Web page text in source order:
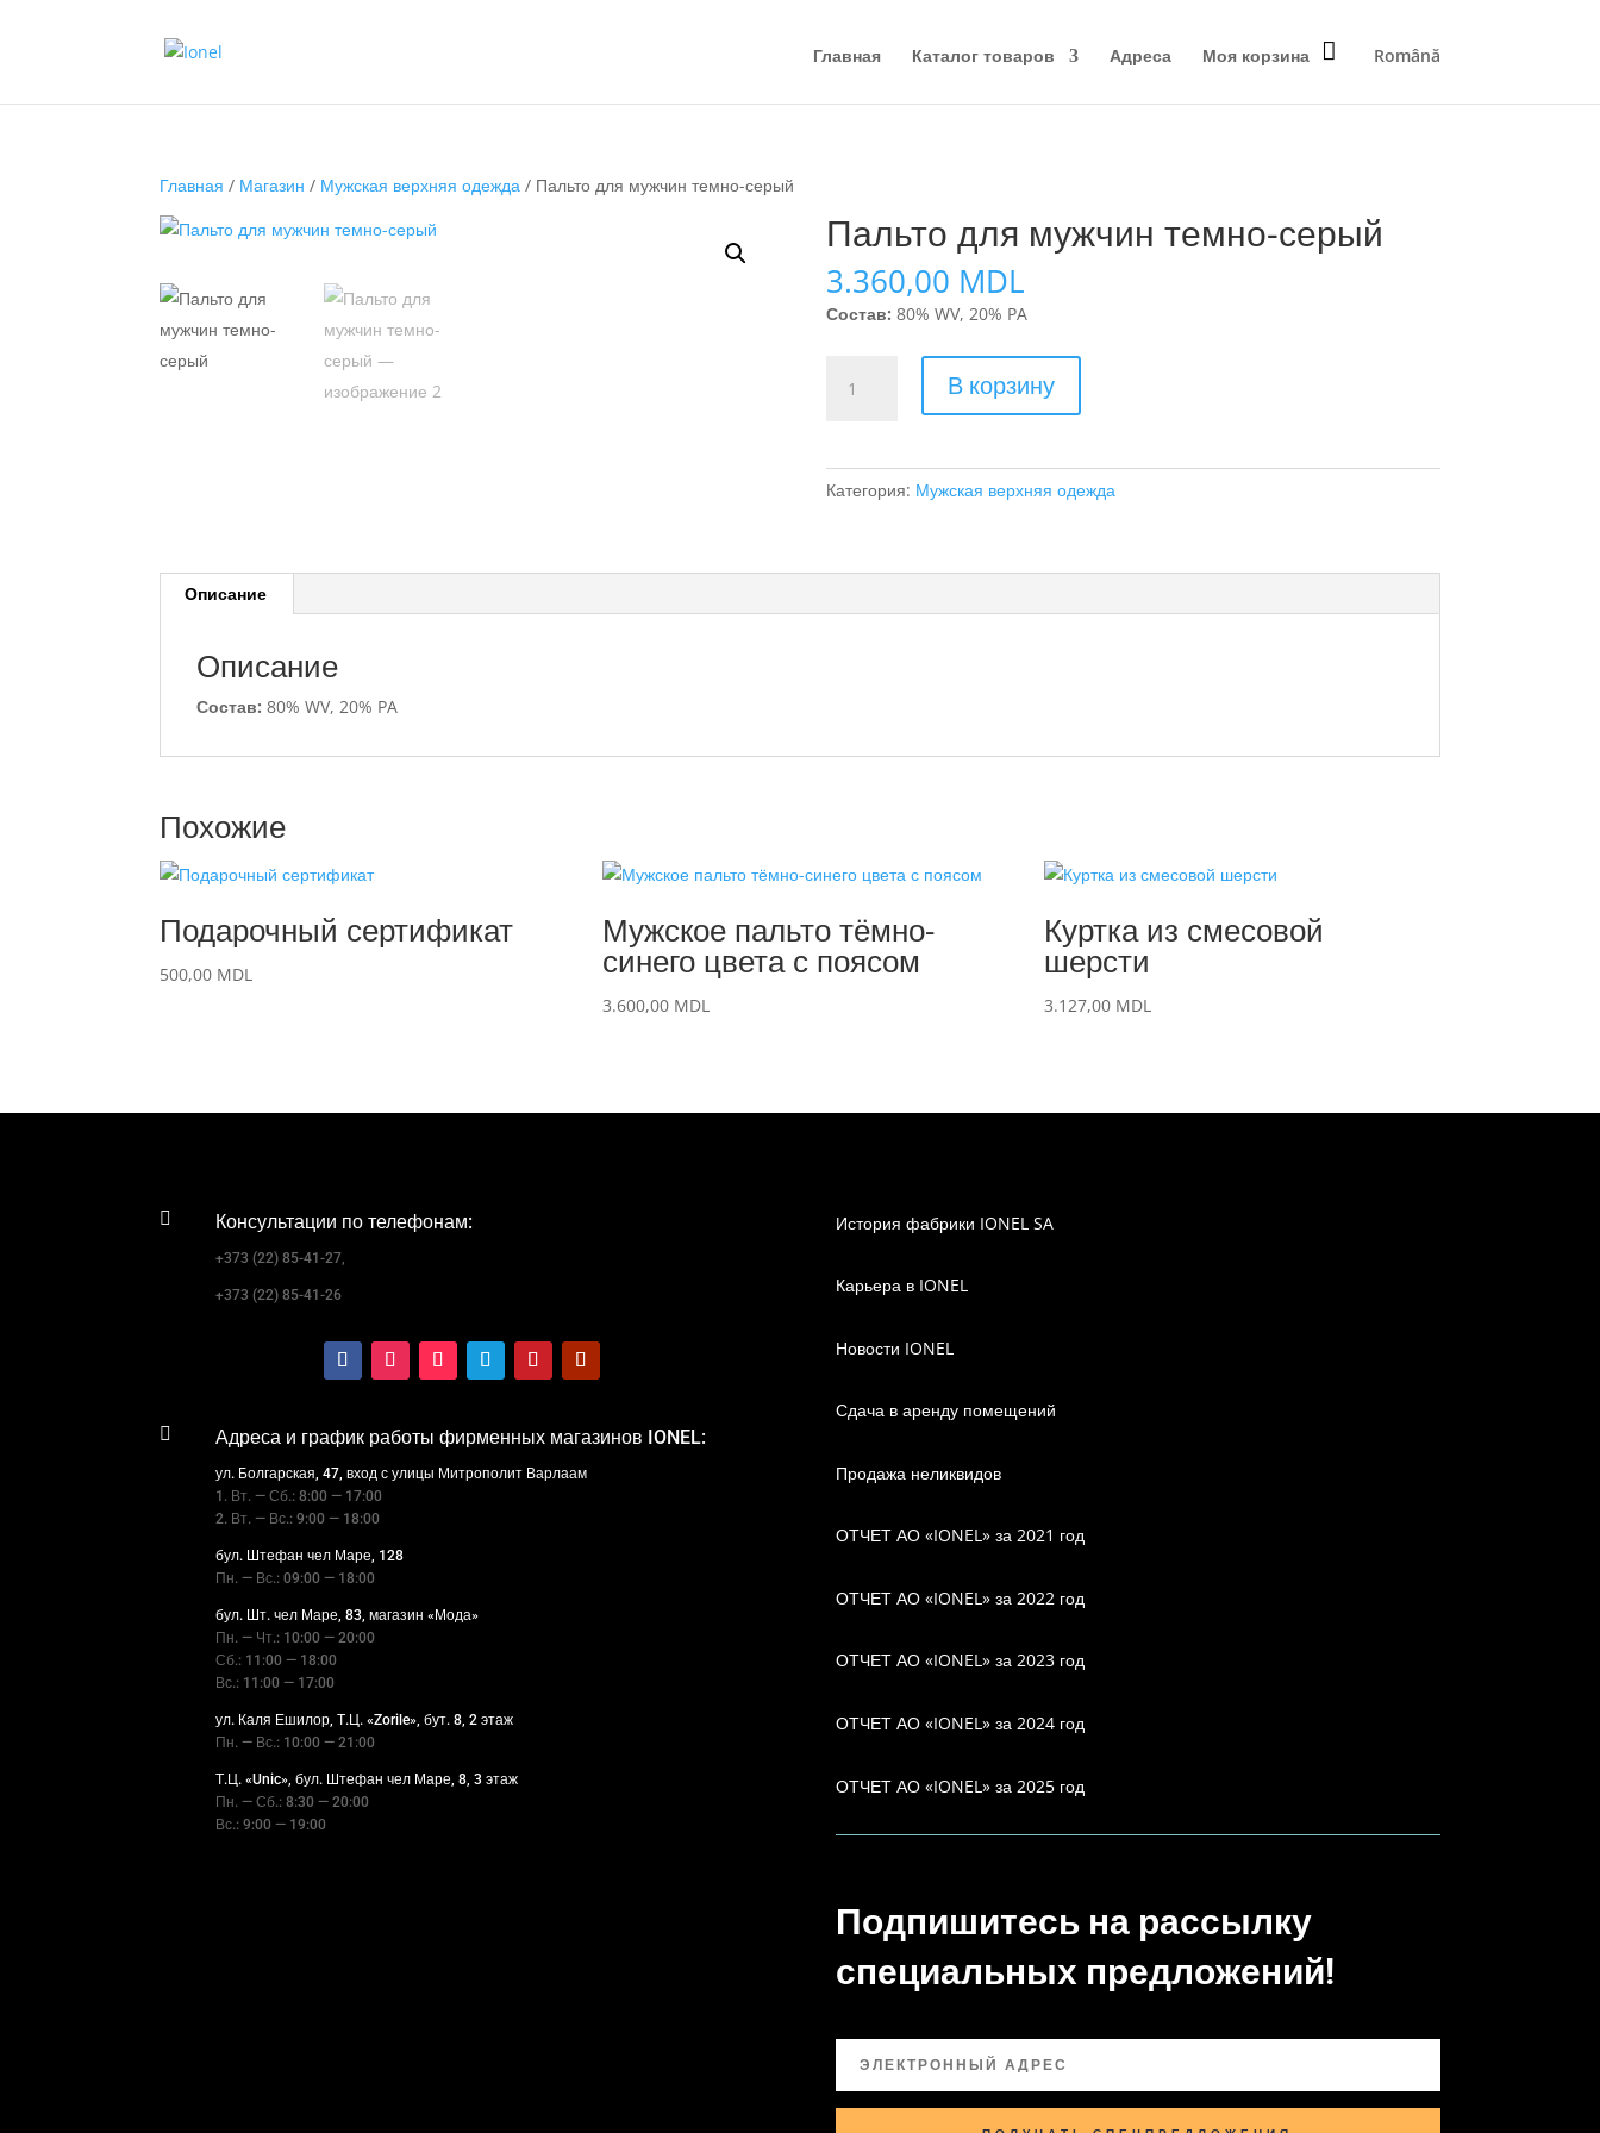
Главная Каталог товаров Адреса Моя корзина Română
Главная / Магазин / Мужская верхняя одежда / Пальто для мужчин темно-серый
Пальто для мужчин темно-серый
3.360,00 MDL
Состав: 80% WV, 20% PA
товара
В корзину
Категория: Мужская верхняя одежда
Описание
Описание
Состав: 80% WV, 20% PA
Похожие
Подарочный сертификат
500,00 MDL
Мужское пальто тёмно-
синего цвета с поясом
3.600,00 MDL
Куртка из смесовой
шерсти
3.127,00 MDL
 Консультации по телефонам:
+373 (22) 85-41-27,
+373 (22) 85-41-26
 Адреса и график работы фирменных магазинов IONEL:
ул. Болгарская, 47, вход с улицы Митрополит Варлаам
1. Вт. — Сб.: 8:00 — 17:00
2. Вт. — Вс.: 9:00 — 18:00
бул. Штефан чел Маре, 128
Пн. — Вс.: 09:00 — 18:00
бул. Шт. чел Маре, 83, магазин «Мода»
Пн. — Чт.: 10:00 — 20:00
Сб.: 11:00 — 18:00
Вс.: 11:00 — 17:00
ул. Каля Ешилор, Т.Ц. «Zorile», бут. 8, 2 этаж
Пн. — Вс.: 10:00 — 21:00
Т.Ц. «Unic», бул. Штефан чел Маре, 8, 3 этаж
Пн. — Сб.: 8:30 — 20:00
Вс.: 9:00 — 19:00
История фабрики IONEL SA
Карьера в IONEL
Новости IONEL
Сдача в аренду помещений
Продажа неликвидов
ОТЧЕТ АО «IONEL» за 2021 год
ОТЧЕТ АО «IONEL» за 2022 год
ОТЧЕТ АО «IONEL» за 2023 год
ОТЧЕТ АО «IONEL» за 2024 год
ОТЧЕТ АО «IONEL» за 2025 год
Подпишитесь на рассылку
специальных предложений!